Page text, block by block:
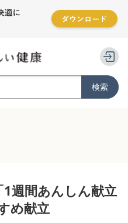
1週間あんしん献立
め献立